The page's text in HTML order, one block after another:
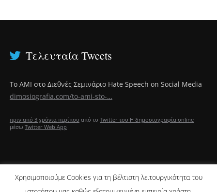
Τελευταία Tweets
Το ΑΜΙ στο Διεθνές Σεμινάριο Hate Speech on Social Media
dimosiografia.com/to-ami-sto-…
πριν από 3 χρόνια περίπου από το Twitter του Η δημοσιογραφία online
μέσω Twitter Web App
Χρησιμοποιούμε Cookies για τη βέλτιστη λειτουργικότητα του